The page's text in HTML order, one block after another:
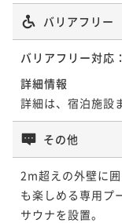
バリアフリー
バリアフリー対応：
詳細情報
詳細は、宿泊施設
その他
2m超えの外壁に
も楽しめる専用プ
サウナを設置。